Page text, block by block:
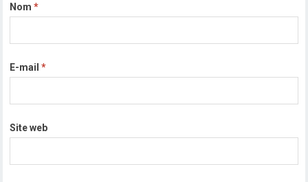
Nom*
E-mail*
Site web